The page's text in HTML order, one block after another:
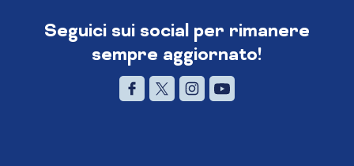
Seguici sui social per rimanere
sempre aggiornato!